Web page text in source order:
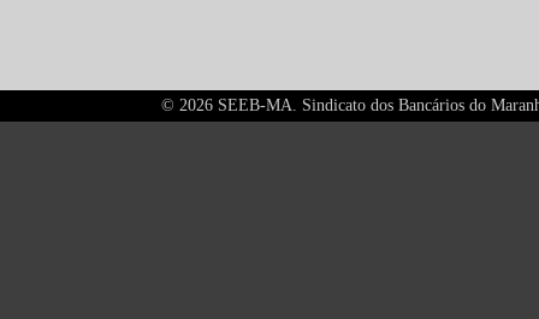
© 2026 SEEB-MA. Sindicato dos Bancários do